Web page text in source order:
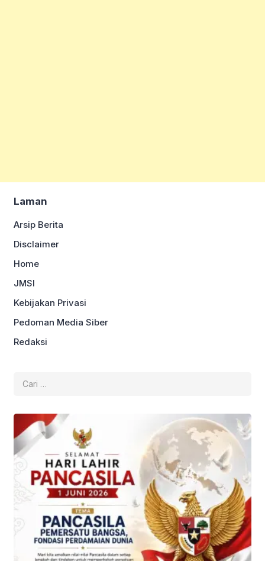
Laman
Arsip Berita
Disclaimer
Home
JMSI
Kebijakan Privasi
Pedoman Media Siber
Redaksi
untuk: